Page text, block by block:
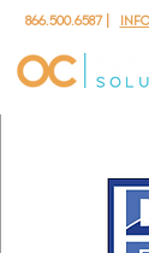
866.500.6587|